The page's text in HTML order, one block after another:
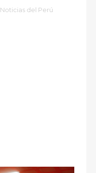
Noticias del Perú